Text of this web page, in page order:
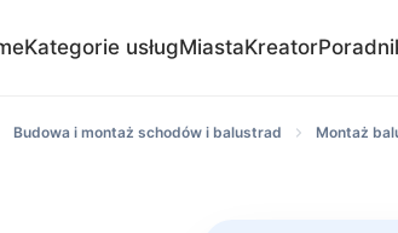
Kategorie usługMiastaKreator
Budowa i montaż schodów i balustrad Montaż